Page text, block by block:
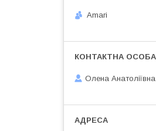
Amari
Олена Анатоліївна